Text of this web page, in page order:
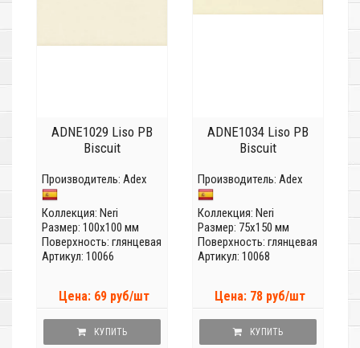
ADNE1029 Liso PB
Biscuit
Производитель: Adex
Коллекция: Neri
Размер: 100x100 мм
Поверхность: глянцевая
Артикул: 10066
Цена: 69 руб/шт
КУПИТЬ
ADNE1034 Liso PB
Biscuit
Производитель: Adex
Коллекция: Neri
Размер: 75x150 мм
Поверхность: глянцевая
Артикул: 10068
Цена: 78 руб/шт
КУПИТЬ